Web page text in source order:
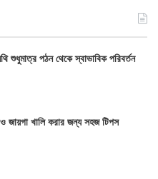
শুধুমাত্র পঠন থেকে স্বাভাবিক পরিবর্তন
খালি করার জন্য সহজ টিপস